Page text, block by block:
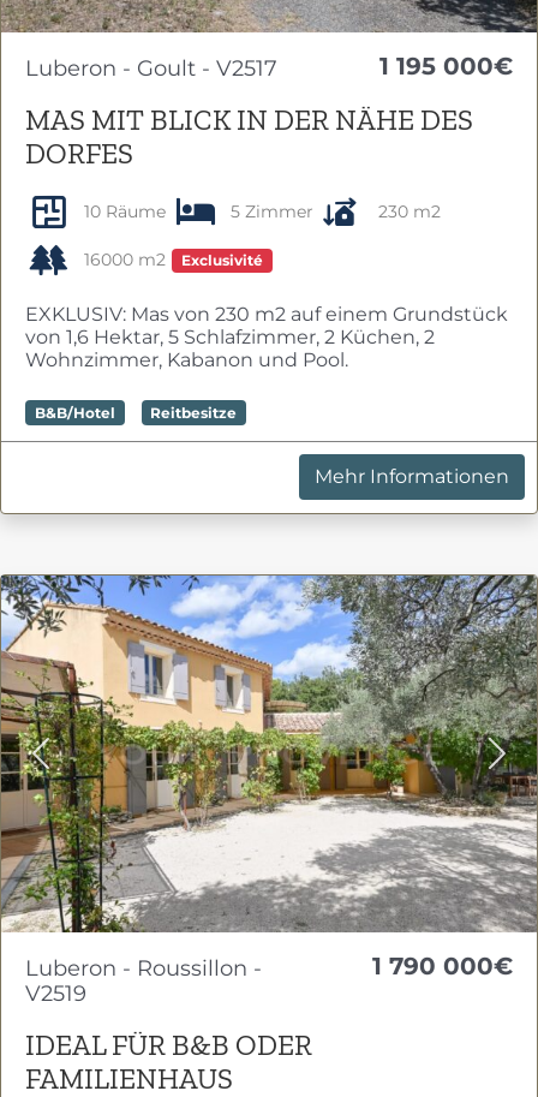
Luberon - Goult - V2517 1 195 000€
MAS MIT BLICK IN DER NÄHE DES
DORFES
10 Räume 5 Zimmer 230 m2
16000 m2 Exclusivité
EXKLUSIV: Mas von 230 m2 auf einem Grundstück
von 1,6 Hektar, 5 Schlafzimmer, 2 Küchen, 2
Wohnzimmer, Kabanon und Pool.
B&B/Hotel Reitbesitze
Mehr Informationen
Previous
Luberon - Roussillon -
V2519
1 790 000€
IDEAL FÜR B&B ODER
FAMILIENHAUS